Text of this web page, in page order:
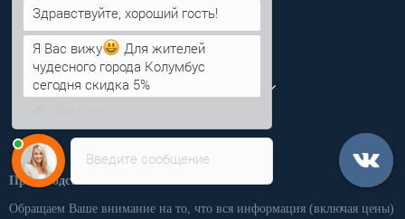
Информация
Категории
Личный кабинет
Производственная компания «ПКММ»
Обращаем Ваше внимание на то, что вся информация (включая цены)
Введите сообщение
Здравствуйте, хороший гость!
Я Вас вижу
Для жителей
чудесного города Колумбус
сегодня скидка 5%